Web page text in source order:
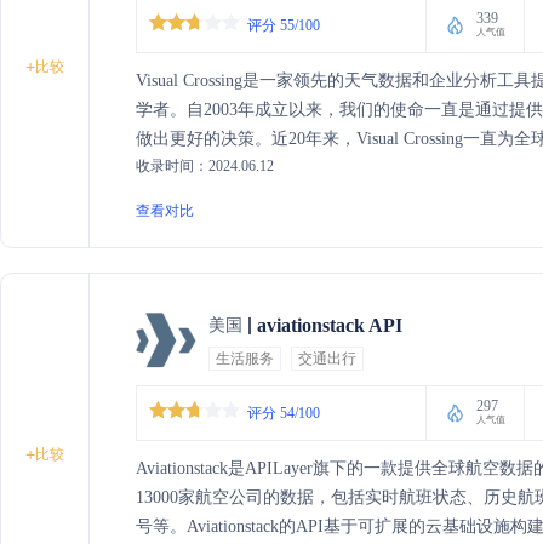
+比较
评分 55/100 339
人气值
Visual Crossing是一家领先的天气数据和企业分析工
学者。自2003年成立以来，我们的使命一直是通过提
做出更好的决策。近20年来，Visual Crossing一直为
据API通过为应用程序、代码和全球网页提供最低成
收录时间：2024.06.12
查看对比
+比较
美国 aviationstack API
生活服务 交通出行
评分 54/100 297
人气值
Aviationstack是APILayer旗下的一款提供全球航空数
13000家航空公司的数据，包括实时航班状态、历史
号等。Aviationstack的API基于可扩展的云基础设施构